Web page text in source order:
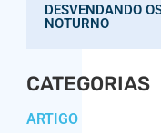
DESVENDANDO
NOTURNO
CATEGORIAS
ARTIGO